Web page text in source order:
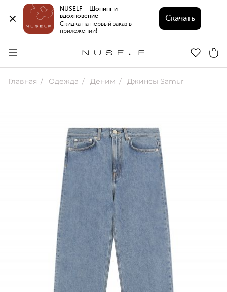
NUSELF – Шопинг и
вдохновение
Скидка на первый заказ в
приложении!
Скачать
Главная Одежда Деним Джинсы Samur